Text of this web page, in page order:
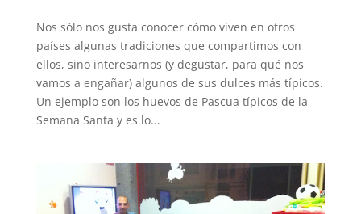
Nos sólo nos gusta conocer cómo viven en otros
países algunas tradiciones que compartimos con
ellos, sino interesarnos (y degustar, para qué nos
vamos a engañar) algunos de sus dulces más típicos.
Un ejemplo son los huevos de Pascua típicos de la
Semana Santa y es lo...